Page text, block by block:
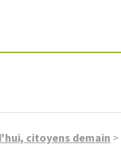
citoyens demain >